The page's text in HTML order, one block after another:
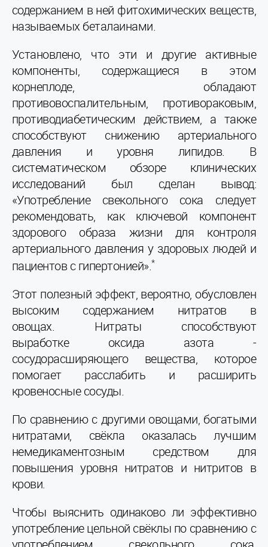
содержанием в ней фитохимических веществ,
называемых беталаинами.
Установлено, что эти и другие активные
компоненты, содержащиеся в этом
корнеплоде, обладают
противовоспалительным, противораковым,
противодиабетическим действием, а также
способствуют снижению артериального
давления и уровня липидов. В
систематическом обзоре клинических
исследований был сделан вывод:
«Употребление свекольного сока следует
рекомендовать, как ключевой компонент
здорового образа жизни для контроля
артериального давления у здоровых людей и
пациентов с гипертонией».*
Этот полезный эффект, вероятно, обусловлен
высоким содержанием нитратов в
овощах. Нитраты способствуют
выработке оксида азота -
сосудорасширяющего вещества, которое
помогает расслабить и расширить
кровеносные сосуды.
По сравнению с другими овощами, богатыми
нитратами, свёкла оказалась лучшим
немедикаментозным средством для
повышения уровня нитратов и нитритов в
крови.
Чтобы выяснить одинаково ли эффективно
употребление цельной свёклы по сравнению с